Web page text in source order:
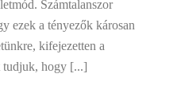
Számtalanszor
ezek a tényezők károsan
kifejezetten a
tudjuk, hogy [...]